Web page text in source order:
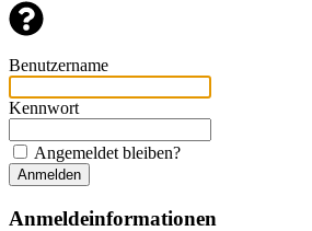
Benutzername
Kennwort
Angemeldet bleiben?
Anmelden
Anmeldeinformationen